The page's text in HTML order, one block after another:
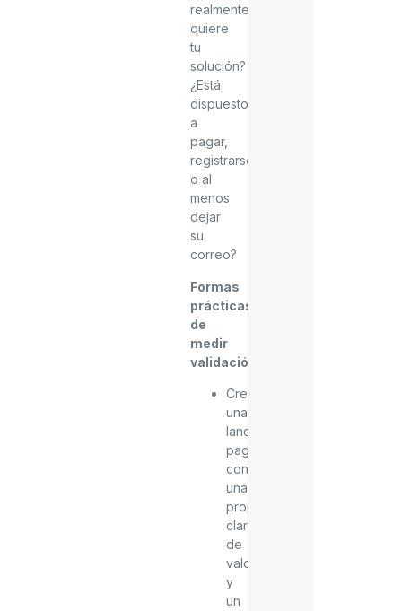
realmente
quiere
tu
solución?
¿Está
dispuesto
a
pagar,
registrarse
o al
menos
dejar
su
correo?
Formas
prácticas
de
medir
validación
Crea
una
landing
page
con
una
propuesta
clara
de
valor
y
un